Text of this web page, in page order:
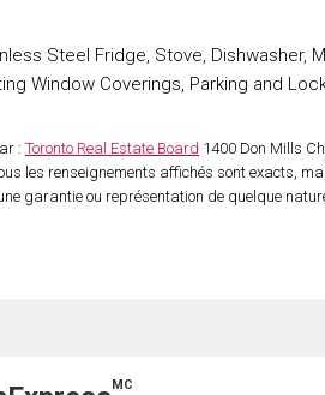
Steel Fridge, Stove, Dishwasher,
Window Coverings, Parking and
: Toronto Real Estate Board 1400 Don Mills
les renseignements affichés sont exacts,
garantie ou représentation de quelque
MC